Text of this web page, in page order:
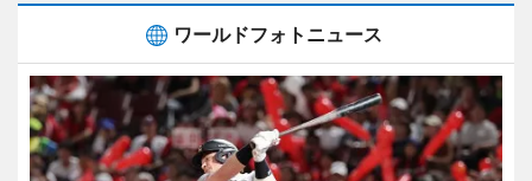
ワールドフォトニュース